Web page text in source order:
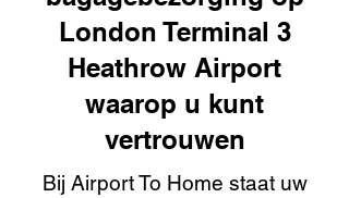
London Terminal 3
Heathrow Airport
waarop u kunt
vertrouwen
Bij Airport To Home staat uw